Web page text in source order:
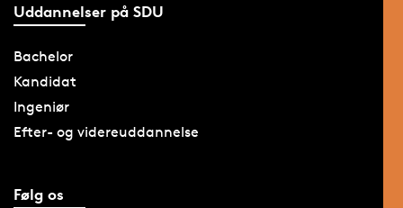
Uddannelser på SDU
Bachelor
Kandidat
Ingeniør
Efter- og videreuddannelse
Følg os